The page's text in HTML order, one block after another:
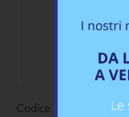
Codice: 030519003